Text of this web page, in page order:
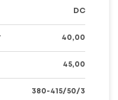
DC
40,00
45,00
380-415/50/3